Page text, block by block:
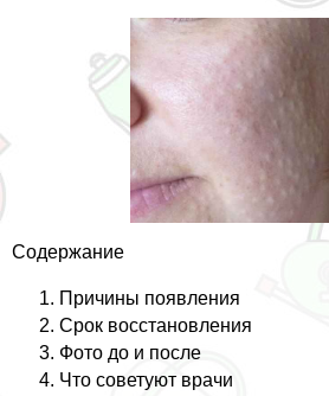
Содержание
Причины появления
Срок восстановления
Фото до и после
Что советуют врачи